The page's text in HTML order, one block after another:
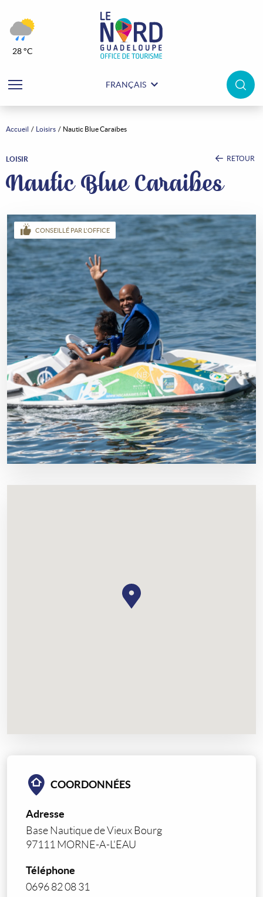
FRANÇAIS
28 °C
Accueil Loisirs Nautic Blue Caraibes
LOISIR RETOUR
Nautic Blue Caraibes
CONSEILLÉ PAR L'OFFICE
COORDONNÉES
Adresse
Base Nautique de Vieux Bourg
97111 MORNE-A-L'EAU
Téléphone
0696 82 08 31